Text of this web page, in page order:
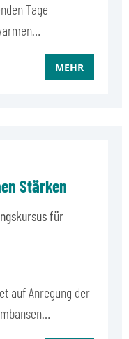
Tage
MEHR
Stärken
für
auf Anregung der